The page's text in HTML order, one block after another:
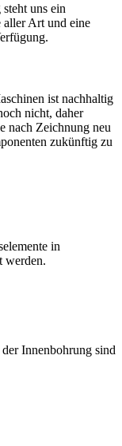
uns ein
aller Art und eine
ist nachhaltig
nicht, daher
nach Zeichnung neu
zukünftig zu
in
werden.
Innenbohrung sind